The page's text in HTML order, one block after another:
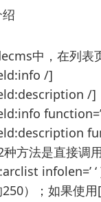
中，在列表
/]
/]
种方法是直接调
infolen=’
250）；如果使